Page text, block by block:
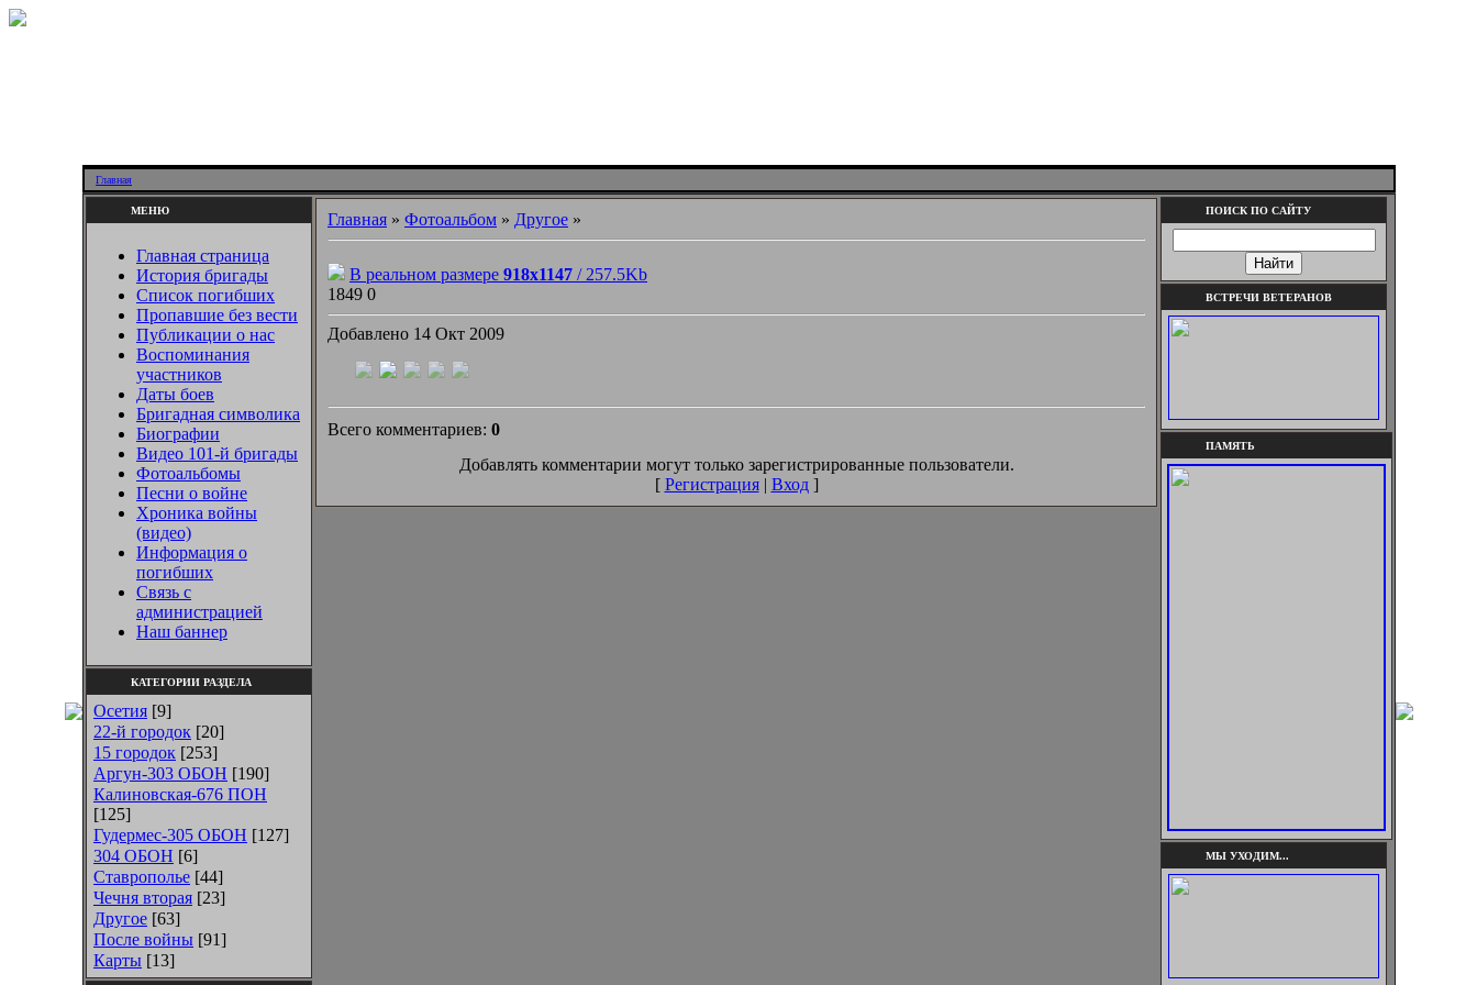
Главная
МЕНЮ
Главная страница
История бригады
Список погибших
Пропавшие без вести
Публикации о нас
Воспоминания
участников
Даты боев
Бригадная символика
Биографии
Видео 101-й бригады
Фотоальбомы
Песни о войне
Хроника войны
(видео)
Информация о
погибших
Связь с
администрацией
Наш баннер
КАТЕГОРИИ РАЗДЕЛА
Осетия [9]
22-й городок [20]
15 городок [253]
Аргун-303 ОБОН [190]
Калиновская-676 ПОН
[125]
Гудермес-305 ОБОН [127]
304 ОБОН [6]
Ставрополье [44]
Чечня вторая [23]
Другое [63]
После войны [91]
Карты [13]
Главная » Фотоальбом » Другое »
В реальном размере 918x1147 / 257.5Kb
1849 0
Добавлено 14 Окт 2009
Всего комментариев: 0
Добавлять комментарии могут только зарегистрированные пользователи.
[ Регистрация| Вход]
ПОИСК ПО САЙТУ
ВСТРЕЧИ ВЕТЕРАНОВ
ПАМЯТЬ
МЫ УХОДИМ...